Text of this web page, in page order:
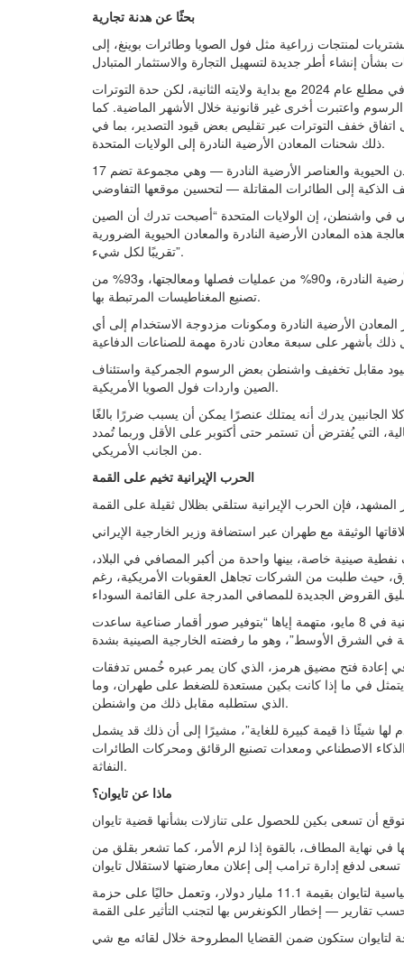
بحثًا عن هدنة تجارية
لمنتجات زراعية مثل فول الصويا وطائرات بوينغ، إلى
وكانت إدارة ترامب قد فرضت رسومًا جمركية مرتفعة على الصين في مطلع عام 2024 مع بداية ولايته الثانية، لكن حدة التوترات
واعتبرت أخرى غير قانونية خلال الأشهر الماضية. كما
كوريا الجنوبية، إلى اتفاق خفف التوترات عبر تقليص بعض قيود التصدير، بما في
ذلك شحنات المعادن الأرضية النادرة إلى الولايات المتحدة.
ويرى محللون أن بكين ستحاول استغلال سيطرتها على إمدادات المعادن الحيوية والعناصر الأرضية النادرة — وهي مجموعة تضم 17
في واشنطن، إن الولايات المتحدة “أصبحت تدرك أن الصين
هذه المعادن الأرضية النادرة والمعادن الحيوية الضرورية
تقريبًا لكل شيء”.
وتمثل الصين أكثر من 70% من عمليات التعدين العالمية للمعادن الأرضية النادرة، و90% من عمليات فصلها ومعالجتها، و93% من
تصنيع المغناطيسات المرتبطة بها.
المعادن الأرضية النادرة ومكونات مزدوجة الاستخدام إلى أي
مقابل تخفيف واشنطن بعض الرسوم الجمركية واستئناف
الصين واردات فول الصويا الأمريكية.
الجانبين يدرك أنه يمتلك عنصرًا يمكن أن يسبب ضررًا بالغًا
التي يُفترض أن تستمر حتى أكتوبر على الأقل وربما تُمدد
من الجانب الأمريكي.
الحرب الإيرانية تخيم على القمة
صينية خاصة، بينها واحدة من أكبر المصافي في البلاد،
حيث طلبت من الشركات تجاهل العقوبات الأمريكية، رغم
وفرضت وزارة الخارجية الأمريكية أيضًا عقوبات على أربع كيانات صينية في 8 مايو، متهمة إياها “بتوفير صور أقمار صناعية ساعدت
في إعادة فتح مضيق هرمز، الذي كان يمر عبره خُمس تدفقات
يتمثل في ما إذا كانت بكين مستعدة للضغط على طهران، وما
الذي ستطلبه مقابل ذلك من واشنطن.
شيئًا ذا قيمة كبيرة للغاية”، مشيرًا إلى أن ذلك قد يشمل
الاصطناعي ومعدات تصنيع الرقائق ومحركات الطائرات
النفاثة.
ماذا عن تايوان؟
في نهاية المطاف، بالقوة إذا لزم الأمر، كما تشعر بقلق من
وكانت واشنطن قد وافقت في ديسمبر على حزمة مبيعات أسلحة قياسية لتايوان بقيمة 11.1 مليار دولار، وتعمل حاليًا على حزمة